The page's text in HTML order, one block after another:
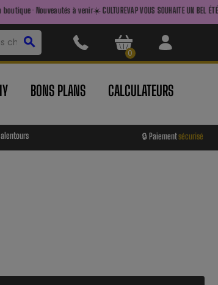
à venir☀️ CULTUREVAP VOUS SOUHAITE UN BEL ÉTÉ ☀️ — FAITES
search
0
BONS PLANS CALCULATEURS
🔒 Paiementsécurisé